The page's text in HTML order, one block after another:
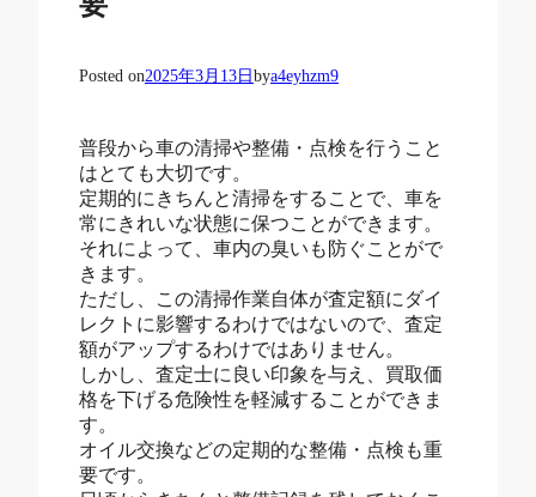
Posted on2025年3月13日 bya4eyhzm9
普段から車の清掃や整備・点検を行うこと
はとても大切です。
定期的にきちんと清掃をすることで、車を
常にきれいな状態に保つことができます。
それによって、車内の臭いも防ぐことがで
きます。
ただし、この清掃作業自体が査定額にダイ
レクトに影響するわけではないので、査定
額がアップするわけではありません。
しかし、査定士に良い印象を与え、買取価
格を下げる危険性を軽減することができま
す。
オイル交換などの定期的な整備・点検も重
要です。